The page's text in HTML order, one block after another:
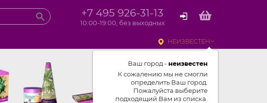
+7 495 926-31-13
10:00-19:00, без выходных
НЕИЗВЕСТЕН
Ваш город - неизвестен
К сожалению мы не смогли
определить Ваш город.
Пожалуйста выберите
подходящий Вам из списка.